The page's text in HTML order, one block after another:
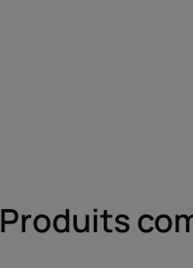
Produits